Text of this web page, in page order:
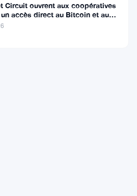
Circuit ouvrent aux coopératives
accès direct au Bitcoin et aux